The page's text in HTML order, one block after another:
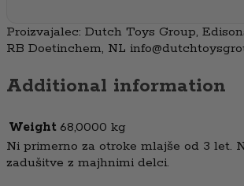
Proizvajalec: Dutch Toys Group,
RB Doetinchem, NL
Additional information
Weight 68,0000 kg
Ni primerno za otroke mlajše od 3 let.
zadušitve z majhnimi delci.